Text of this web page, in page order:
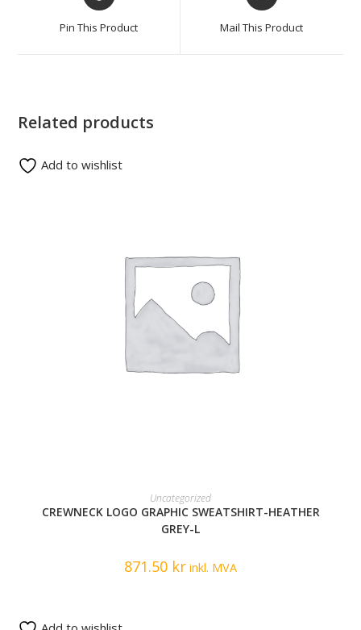
Pin This Product Mail This Product
Related products
READ MORE
Uncategorized
CREWNECK LOGO GRAPHIC SWEATSHIRT-HEATHER
GREY-L
871.50 kr inkl. MVA
Add to wishlist